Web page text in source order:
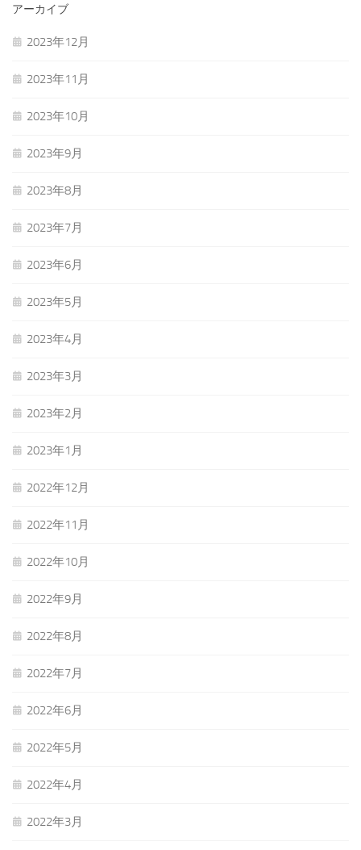
アーカイブ
2023年12月
2023年11月
2023年10月
2023年9月
2023年8月
2023年7月
2023年6月
2023年5月
2023年4月
2023年3月
2023年2月
2023年1月
2022年12月
2022年11月
2022年10月
2022年9月
2022年8月
2022年7月
2022年6月
2022年5月
2022年4月
2022年3月